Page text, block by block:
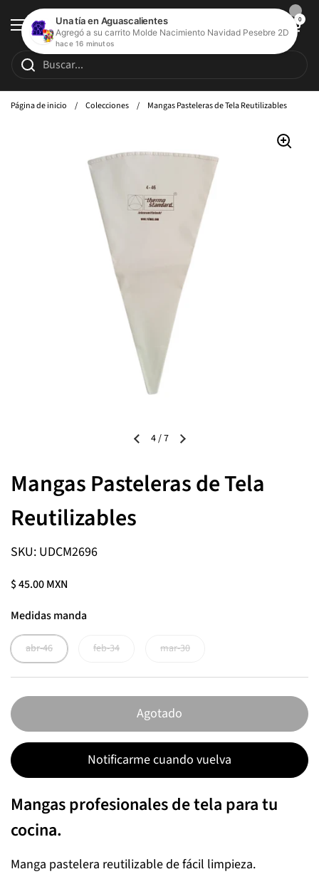
Ir al contenido
Abrir menú
Abrir carrito de
0
Página de inicio / Colecciones / Mangas Pasteleras de Tela Reutilizables
4/7
Mangas Pasteleras de Tela
Reutilizables
SKU: UDCM2696
$ 45.00 MXN
Medidas manda
abr-46 feb-34 mar-30
Agotado
Notificarme cuando vuelva
Mangas profesionales de tela para tu
cocina.
Manga pastelera reutilizable de fácil limpieza.